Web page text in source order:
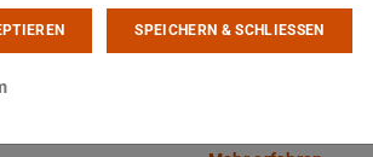
In GIS II werden
SPEICHERN & SCHLIESSEN